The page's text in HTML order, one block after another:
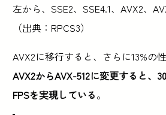
左から、SSE2、SSE4.1、AVX2、
（出典：RPCS3）
AVX2に移行すると、さらに13%の
AVX2からAVX-512に変更すると、
FPSを実現している。